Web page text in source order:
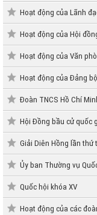
Hoạt động của Lãnh
Hoạt động của Hội
Hoạt động của Văn
Hoạt động của Đảng
Đoàn TNCS Hồ Chí
Hội Đồng bầu cử quốc
Giải Diên Hồng lần thứ
Ủy ban Thường vụ
Quốc hội khóa XV
Hoạt động của các